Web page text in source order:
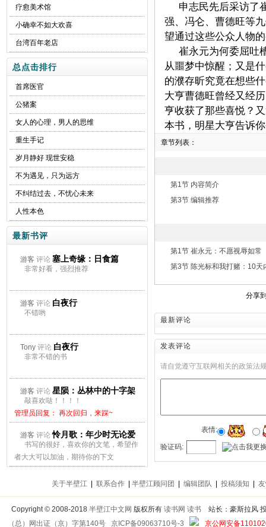
疗愈美术馆
小确幸不如大欢喜
台湾百年老店
总点击排行
首席医官
公猪案
女人的心理，男人的思维
重生手记
岁月静好 现世安稳
不为遇见，只为远方
不纠结过去，不忧心未来
人性本色
最新书评
游客 评论 塞上奇缘：日食篇
非常好看，强烈推荐
游客 评论 白夜行
不错哟
Tony 评论 白夜行
非常不错的书
游客 评论 星陨：丛林中的十字架
敲喜欢哒！！！！
管理员回复： 再次回归，来踩~
游客 评论怜月歌：年少时无论爱
上谁都会痛
书写的很好，喜欢你的文笔，希望作
者大大可以加油，期待你的下文
管理员回复： 再次回归，来踩~
申志民先后采访了
强、冯仑、曹德旺等
望通过这些公众人物
崔永元为何委屈吐
从噩梦中惊醒；又是
的濮存昕究竟在想些
大亨曹德旺曾经又经
亨收获了那些喜悦？
本书，明星大亨告诉
章节列表：
第1节 内容简介
第3节 编辑推荐
第1节 崔永元：不愿视辱如常
第3节 陈光标和我打赌：10天
分享
最新评论
发表评论
请自觉遵守互联网相关的政策法
表情:
验证码:
关于半壁江 联系合作 半壁江顾问团 编辑团队 投稿须知
Copyright©2008-2018 半壁江中文网 版权所有 读书网 读书
站长：豪斯拉风
（总）网出证（京）字第140号 京ICP备09063710号-3 京公网安备